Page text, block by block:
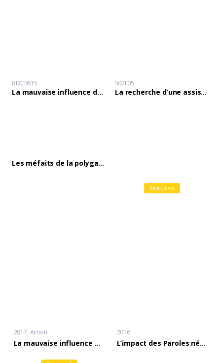
BDC0615
La mauvaise influence des servantes sur la vie des enfants.
S02E05
La recherche d’une assistance et l’infection au VIH/SIDA.
Les méfaits de la polygamie
2017 Action
La mauvaise influence des servantes
Featured
2016
L’impact des Paroles négatives sur la famille